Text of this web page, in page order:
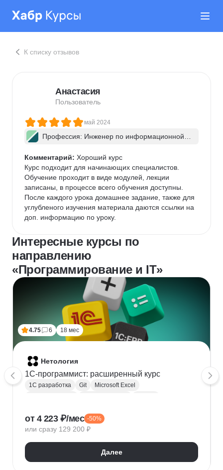
К списку отзывов
Анастасия
Пользователь
май 2024
Профессия: Инженер по информационной б
Комментарий: Хороший курс
Курс подходит для начинающих специалистов.
Обучение проходит в виде модулей, лекции
записаны, в процессе всего обучения доступны.
После каждого урока домашнее задание, также для
углубленого изучения материала даются ссылки на
доп. информацию по уроку.
Интересные курсы по
направлению
«Программирование и IT»
4.75 6 18 мес
Нетология
1C-программист: расширенный курс
1С разработка Git
Microsoft Excel
Конфигурирование 1С
от 4 223 ₽/мес -50%
или сразу 129 200 ₽
Далее